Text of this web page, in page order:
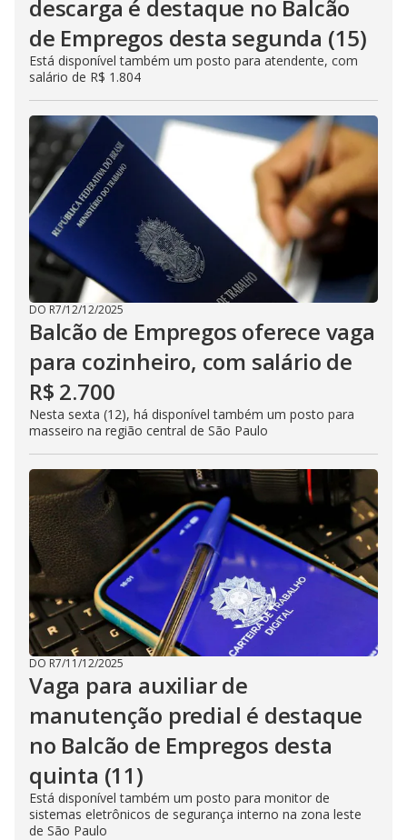
descarga é destaque no Balcão
de Empregos desta segunda (15)
Está disponível também um posto para atendente, com
salário de R$ 1.804
DO R7/12/12/2025
Balcão de Empregos oferece vaga
para cozinheiro, com salário de
R$ 2.700
Nesta sexta (12), há disponível também um posto para
masseiro na região central de São Paulo
DO R7/11/12/2025
Vaga para auxiliar de
manutenção predial é destaque
no Balcão de Empregos desta
quinta (11)
Está disponível também um posto para monitor de
sistemas eletrônicos de segurança interno na zona leste
de São Paulo